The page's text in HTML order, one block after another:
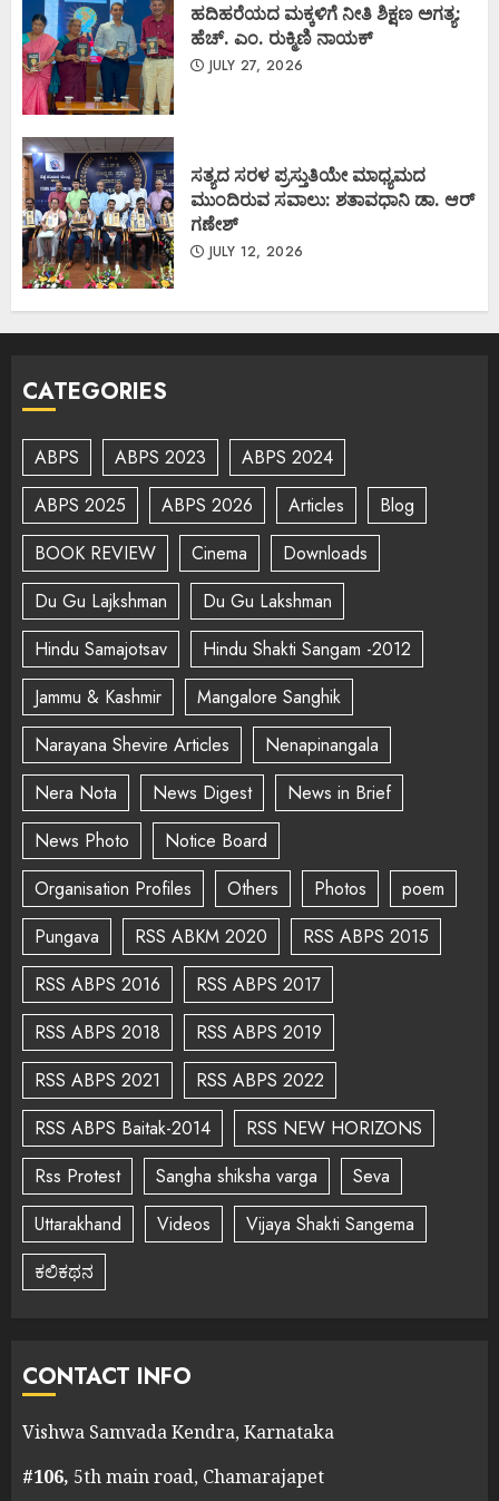
ಹದಿಹರೆಯದ ಮಕ್ಕಳಿಗೆ ನೀತಿ ಶಿಕ್ಷಣ ಅಗತ್ಯ:
ಹೆಚ್. ಎಂ. ರುಕ್ಮಿಣಿ ನಾಯಕ್
JULY 27, 2026
ಸತ್ಯದ ಸರಳ ಪ್ರಸ್ತುತಿಯೇ ಮಾಧ್ಯಮದ
ಮುಂದಿರುವ ಸವಾಲು: ಶತಾವಧಾನಿ ಡಾ. ಆರ್
ಗಣೇಶ್
JULY 12, 2026
CATEGORIES
ABPS ABPS 2023
ABPS 2024
ABPS 2025
ABPS 2026 Articles
Blog
BOOK REVIEW
Cinema
Downloads
Du Gu Lajkshman
Du Gu Lakshman
Hindu Samajotsav
Hindu Shakti Sangam -2012
Jammu & Kashmir
Mangalore Sanghik
Narayana Shevire Articles
Nenapinangala
Nera Nota
News Digest
News in Brief
News Photo
Notice Board
Organisation Profiles
Others Photos
poem
Pungava
RSS ABKM 2020
RSS ABPS 2015
RSS ABPS 2016
RSS ABPS 2017
RSS ABPS 2018
RSS ABPS 2019
RSS ABPS 2021
RSS ABPS 2022
RSS ABPS Baitak-2014
RSS NEW HORIZONS
Rss Protest
Sangha shiksha varga
Seva
Uttarakhand
Videos
Vijaya Shakti Sangema
ಕಲಿಕಥನ
CONTACT INFO
Vishwa Samvada Kendra, Karnataka
#106, 5th main road, Chamarajapet